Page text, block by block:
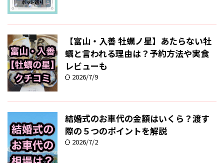
【富山・入善 牡蠣ノ星】あたらない牡
蠣と言われる理由は？予約方法や実食
レビューも
2026/7/9
結婚式のお車代の金額はいくら？渡す
際の５つのポイントを解説
2026/7/2